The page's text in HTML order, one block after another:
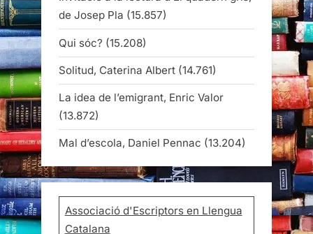
de Josep Pla (15.857)
Qui sóc? (15.208)
Solitud, Caterina Albert (14.761)
La idea de l’emigrant, Enric Valor
(13.872)
Mal d’escola, Daniel Pennac (13.204)
Associació d'Escriptors en Llengua
Catalana